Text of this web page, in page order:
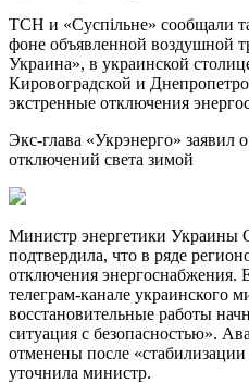
ТСН и «Суспiльне» сообщали
фоне объявленной воздушной
Украина», в украинской
Кировоградской и
экстренные отключения
Экс-глава «Укрэнерго» заявил
отключений света зимой
Министр энергетики Украины
подтвердила, что в ряде
отключения энергоснабжения.
телеграм-канале украинского
восстановительные работы
ситуация с безопасностью».
отменены после
уточнила министр.